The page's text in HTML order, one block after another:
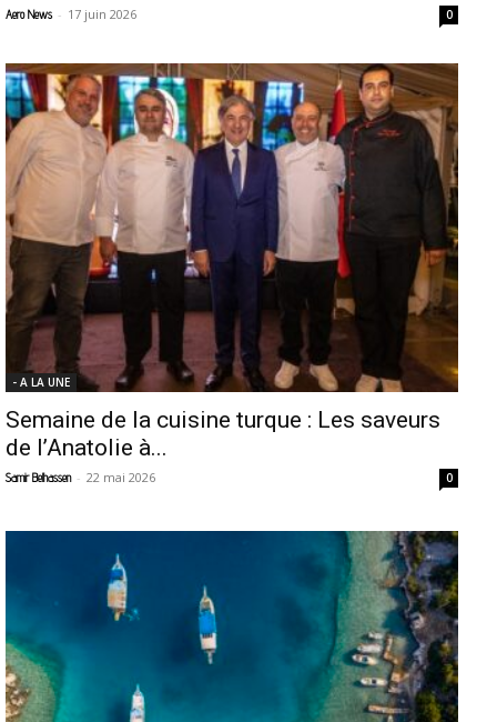
Aero News - 17 juin 2026 0
- A LA UNE
Semaine de la cuisine turque : Les saveurs
de l’Anatolie à...
Samir Belhassen - 22 mai 2026 0